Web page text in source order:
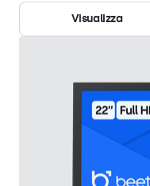
Visualizza